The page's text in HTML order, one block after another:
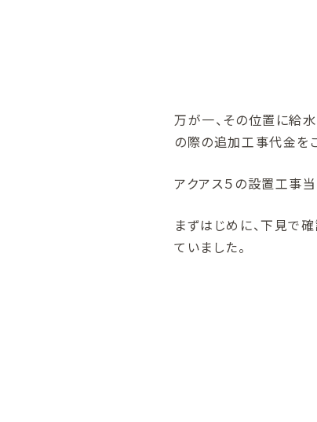
万が一、その位置に給
の際の追加工事代金を
アクアス５の設置工事当
まずはじめに、下見で
ていました。